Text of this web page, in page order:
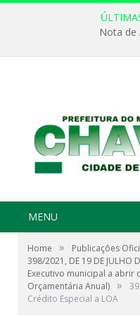
Nota de
MENU
Home » Publicações
398/2021, DE 19 DE
Executivo municipal a abrir
Orçamentária Anual) »
Crédito Especial a LOA